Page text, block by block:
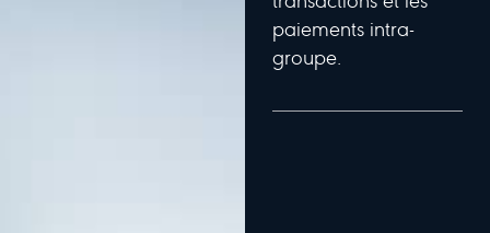
paiements intra-
groupe.